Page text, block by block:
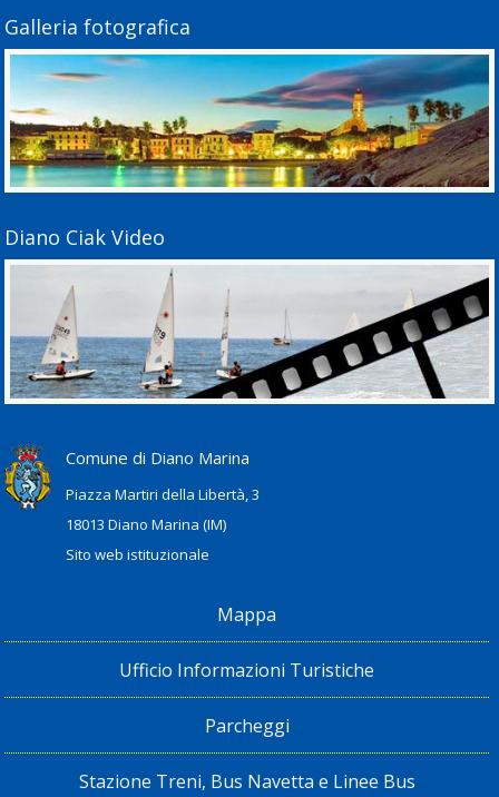
Galleria fotografica
Diano Ciak Video
Comune di Diano Marina
Piazza Martiri della Libertà, 3
18013 Diano Marina (IM)
Sito web istituzionale
Mappa
Ufficio Informazioni Turistiche
Parcheggi
Stazione Treni, Bus Navetta e Linee Bus